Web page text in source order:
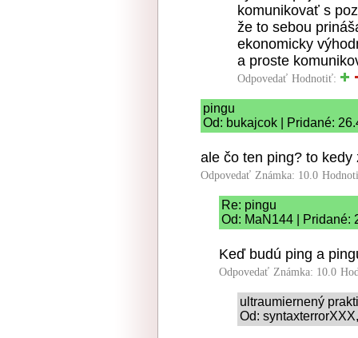
komunikovať s
že to sebou
ekonomicky
a proste
Odpovedať Hodnotiť:
pingu
Od: bukajcok | Pridané:
ale čo ten ping? to kedy
Odpovedať Známka: 10.0
Re: pingu
Od: MaN144 | Pridané:
Keď budú ping a
Odpovedať Známka: 10.0
ultraumiernený
Od: